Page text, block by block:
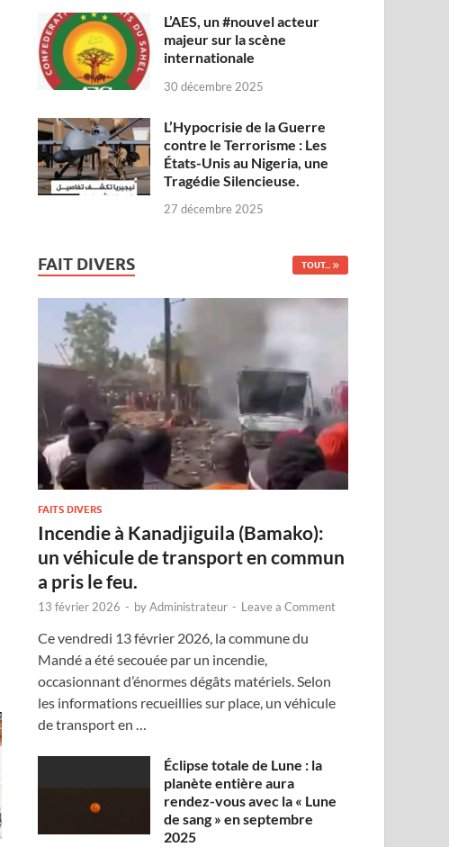
L’AES, un #nouvel acteur
majeur sur la scène
internationale
30 décembre 2025
L’Hypocrisie de la Guerre
contre le Terrorisme : Les
États-Unis au Nigeria, une
Tragédie Silencieuse.
27 décembre 2025
FAIT DIVERS TOUT...
FAITS DIVERS
Incendie à Kanadjiguila (Bamako):
un véhicule de transport en commun
a pris le feu.
13 février 2026 - byAdministrateur - Leave a Comment
Ce vendredi 13 février 2026, la commune du
Mandé a été secouée par un incendie,
occasionnant d’énormes dégâts matériels. Selon
les informations recueillies sur place, un véhicule
de transport en …
Éclipse totale de Lune : la
planète entière aura
rendez-vous avec la « Lune
de sang » en septembre
2025